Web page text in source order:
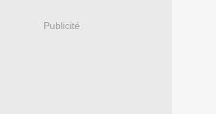
Publicité